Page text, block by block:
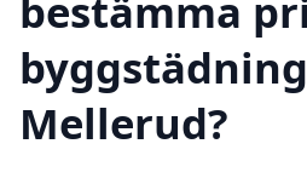
Mellerud?